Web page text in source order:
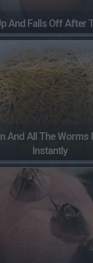
And Falls Off After
And All The Worms
Instantly